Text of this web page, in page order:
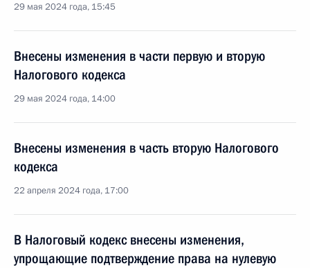
29 мая 2024 года, 15:45
Внесены изменения в части первую и вторую
Налогового кодекса
29 мая 2024 года, 14:00
Внесены изменения в часть вторую Налогового
кодекса
22 апреля 2024 года, 17:00
В Налоговый кодекс внесены изменения,
упрощающие подтверждение права на нулевую